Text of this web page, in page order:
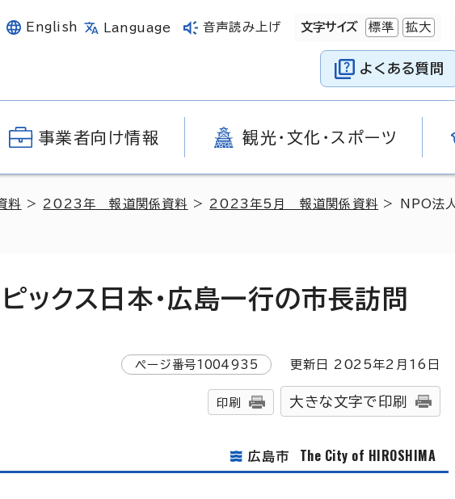
English Language 音声読み上げ 文字サイズ 標準 拡大
よくある質問
事業者向け情報 観光・文化・スポーツ
料 > 2023年 報道関係資料 > 2023年5月 報道関係資料 > NPO法人
ックス日本・広島一行の市長訪問
ページ番号1004935 更新日 2025年2月 16 日
印刷 大きな文字で印刷
広島市 The City of HIROSHIMA